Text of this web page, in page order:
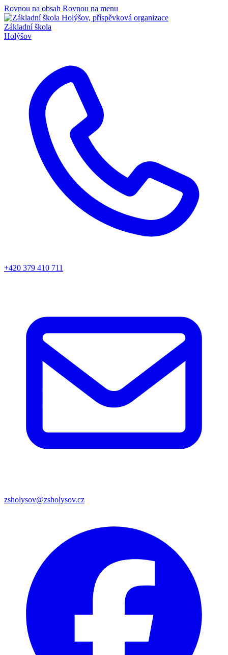
Rovnou na obsah Rovnou na menu
Základní škola
Holýšov
+420 379 410 711
zsholysov@zsholysov.cz